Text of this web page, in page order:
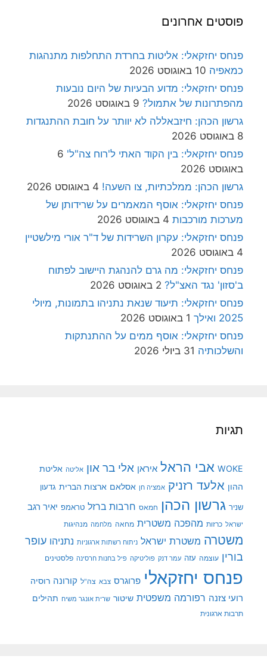
פוסטים אחרונים
פנחס יחזקאלי: אליטות בחרדת התחלפות מתנהגות
כמאפיה 10 באוגוסט 2026
פנחס יחזקאלי: מדוע הבעיות של היום נובעות
מהפתרונות של אתמול? 9 באוגוסט 2026
גרשון הכהן: חיזבאללה לא יוותר על חובת ההתנגדות
8 באוגוסט 2026
פנחס יחזקאלי: בין הקוד האתי ל'רוח צה"ל' 6
באוגוסט 2026
גרשון הכהן: ממלכתיות, צו השעה! 4 באוגוסט 2026
פנחס יחזקאלי: אוסף המאמרים על שרידותן של
מערכות מורכבות 4 באוגוסט 2026
פנחס יחזקאלי: עקרון השרידות של ד"ר אורי מילשטיין
4 באוגוסט 2026
פנחס יחזקאלי: מה גרם להנהגת היישוב לפתוח
ב'סזון' נגד האצ"ל? 2 באוגוסט 2026
פנחס יחזקאלי: תיעוד שנאת נתניהו בתמונות, מיולי
2025 ואילך
1 באוגוסט 2026
פנחס יחזקאלי: אוסף ממים על ההתנתקות
והשלכותיה 31 ביולי 2026
תגיות
WOKE אבי הראל איראן אלי בר און אליטה אליטת
ההון אלעד רזניק אמציה חן אסלאם ארצות הברית גדעון
שניר גרשון הכהן חמאס חרבות ברזל טראמפ יאיר רגב
ישראל כרזות מהפכה משטרית מחאה מלחמה מנהיגות
משטרה משטרת ישראל ניתוח רשתות ארגוניות נתניהו עופר
בורין עוצמה עזה עמר דנק פוליטיקה פיל בחנות חרסינה פלסטינים
פנחס יחזקאלי פרוגרס צבא צה"ל קורונה רוסיה
רועי צזנה רפורמה משפטית שיטור שרית אונגר משיח תהילים
תרבות ארגונית